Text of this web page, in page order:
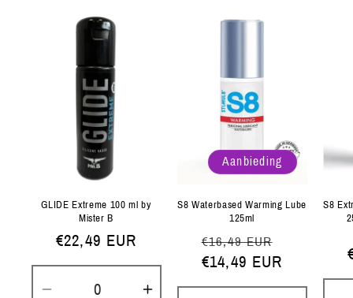
GLIDE Extreme 100 ml by
Mister B
Normale
prijs
€22,49 EUR
Aanbieding
S8 Waterbased Warming Lube
125ml
Normale
prijs
€16,49 EUR
€14,49 EUR
S8